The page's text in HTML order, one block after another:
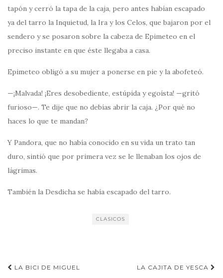
tapón y cerró la tapa de la caja, pero antes habían escapado
ya del tarro la Inquietud, la Ira y los Celos, que bajaron por el
sendero y se posaron sobre la cabeza de Epimeteo en el
preciso instante en que éste llegaba a casa.
Epimeteo obligó a su mujer a ponerse en pie y la abofeteó.
—¡Malvada! ¡Eres desobediente, estúpida y egoísta! —gritó
furioso—. Te dije que no debías abrir la caja. ¿Por qué no
haces lo que te mandan?
Y Pandora, que no había conocido en su vida un trato tan
duro, sintió que por primera vez se le llenaban los ojos de
lágrimas.
También la Desdicha se había escapado del tarro.
CLASICOS
Navegación
LA BICI DE MIGUEL LA CAJITA DE YESCA